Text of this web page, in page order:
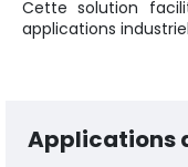
Cette solution
applications
Applications